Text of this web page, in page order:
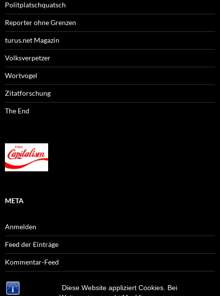
Diese Website appliziert Cookies. Bei
Politplatschquatsch
Reporter ohne Grenzen
turus.net Magazin
Volksverpetzer
Wortvogel
Zitatforschung
The End
META
Anmelden
Feed der Einträge
Kommentar-Feed
WordPress.org